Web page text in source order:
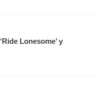
Lonesome’ y